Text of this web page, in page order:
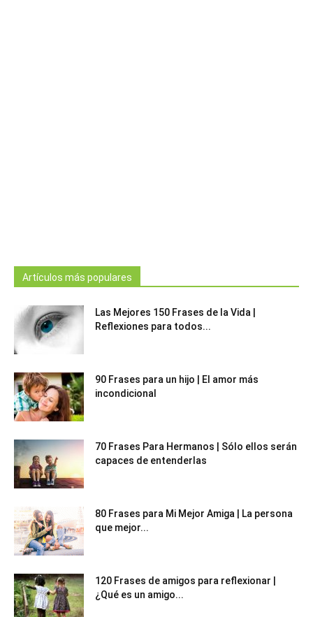
Artículos más populares
Las Mejores 150 Frases de la Vida |
Reflexiones para todos...
90 Frases para un hijo | El amor más
incondicional
70 Frases Para Hermanos | Sólo ellos serán
capaces de entenderlas
80 Frases para Mi Mejor Amiga | La persona
que mejor...
120 Frases de amigos para reflexionar |
¿Qué es un amigo...